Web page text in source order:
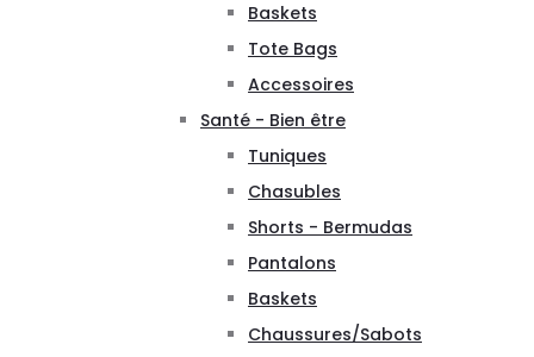
Baskets
Tote Bags
Accessoires
Santé - Bien être
Tuniques
Chasubles
Shorts - Bermudas
Pantalons
Baskets
Chaussures/Sabots